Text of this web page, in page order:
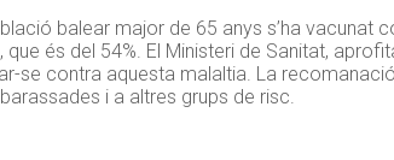
balear major de 65 anys s’ha vacunat
és del 54%. El Ministeri de Sanitat,
se contra aquesta malaltia. La
i a altres grups de risc.